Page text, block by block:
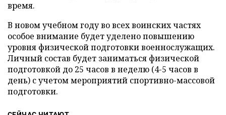
время.
В новом учебном году во всех воинских частях
особое внимание будет уделено повышению
уровня физической подготовки военнослужащих.
Личный состав будет заниматься физической
подготовкой до 25 часов в неделю (4-5 часов в
день) с учетом мероприятий спортивно-массовой
подготовки.